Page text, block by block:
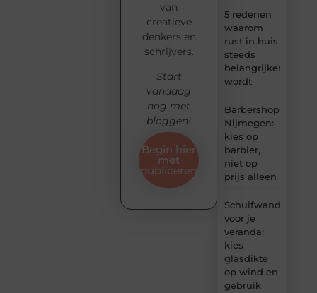
5 redenen
waarom
rust in huis
steeds
belangrijker
wordt
Barbershop
Nijmegen:
kies op
barbier,
niet op
prijs alleen
Schuifwand
voor je
veranda:
kies
glasdikte
op wind en
gebruik
van
creatieve
denkers en
schrijvers.
Start
vandaag
nog met
bloggen!
Begin hier
met
publiceren